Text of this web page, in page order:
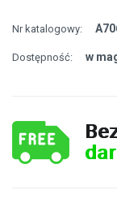
Nr katalogowy:
Dostępność: w